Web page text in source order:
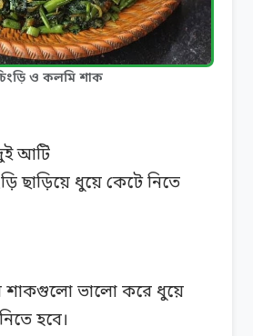
ও কলমি শাক
আটি
ছাড়িয়ে ধুয়ে কেটে নিতে
শাকগুলো ভালো করে ধুয়ে
হবে।